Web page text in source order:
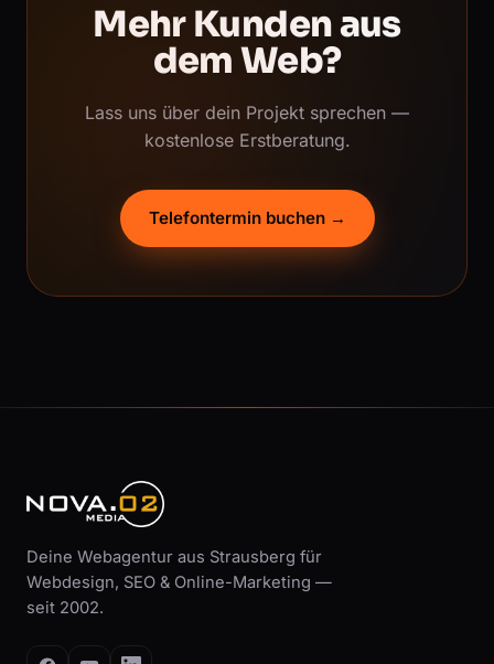
Mehr Kunden aus
dem Web?
Lass uns über dein Projekt sprechen —
kostenlose Erstberatung.
Telefontermin buchen →
Deine Webagentur aus Strausberg für
Webdesign, SEO & Online-Marketing —
seit 2002.